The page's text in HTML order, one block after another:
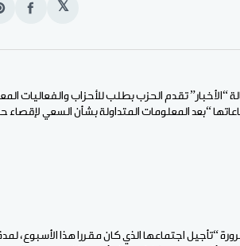
𝕏
انشر
“الأخبار” تقدم الحزب بطلب للأحزاب والفعاليات
“بعد المعلومات المتداولة بشأن السعي لإقصاء